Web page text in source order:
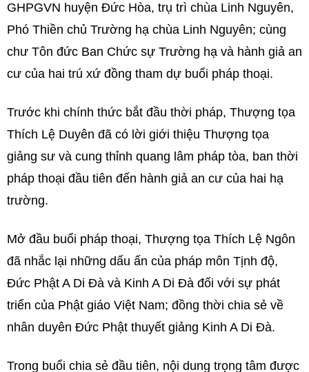
GHPGVN huyện Đức Hòa, trụ trì chùa Linh Nguyên,
Phó Thiền chủ Trường hạ chùa Linh Nguyên; cùng
chư Tôn đức Ban Chức sự Trường hạ và hành giả an
cư của hai trú xứ đồng tham dự buổi pháp thoại.
Trước khi chính thức bắt đầu thời pháp, Thượng tọa
Thích Lệ Duyên đã có lời giới thiệu Thượng tọa
giảng sư và cung thỉnh quang lâm pháp tòa, ban thời
pháp thoại đầu tiên đến hành giả an cư của hai hạ
trường.
Mở đầu buổi pháp thoại, Thượng tọa Thích Lệ Ngôn
đã nhắc lại những dấu ấn của pháp môn Tịnh độ,
Đức Phật A Di Đà và Kinh A Di Đà đối với sự phát
triển của Phật giáo Việt Nam; đồng thời chia sẻ về
nhân duyên Đức Phật thuyết giảng Kinh A Di Đà.
Trong buổi chia sẻ đầu tiên, nội dung trọng tâm được